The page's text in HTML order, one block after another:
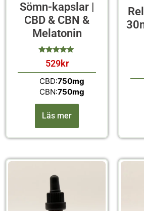
Sömn-kapslar |
CBD & CBN &
Melatonin
av 5
529kr
CBD:750mg
CBN:750mg
Läs mer